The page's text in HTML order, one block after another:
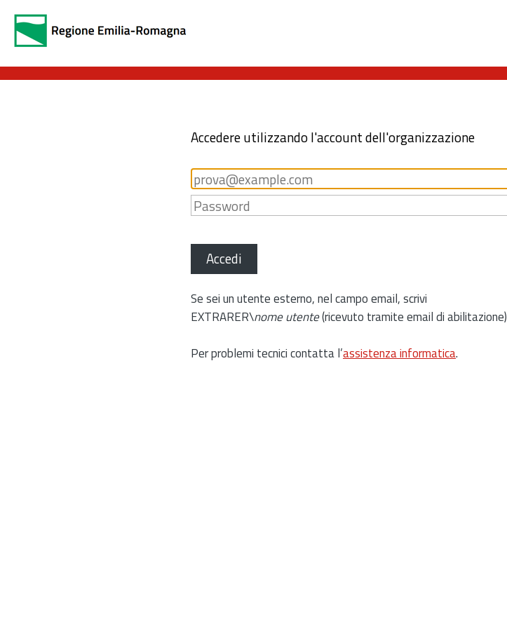
Accedere utilizzando l'account dell'organizzazione
Accedi
Se sei un utente esterno, nel campo email, scrivi
EXTRARER\nome utente(ricevuto tramite email di abilitazione)
Per problemi tecnici contatta l’assistenza informatica.